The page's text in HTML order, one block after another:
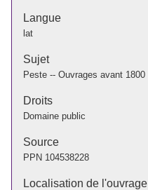
Langue
lat
Sujet
Peste -- Ouvrages avant 1800
Droits
Domaine public
Source
PPN 104538228
Localisation de l'ouvrage